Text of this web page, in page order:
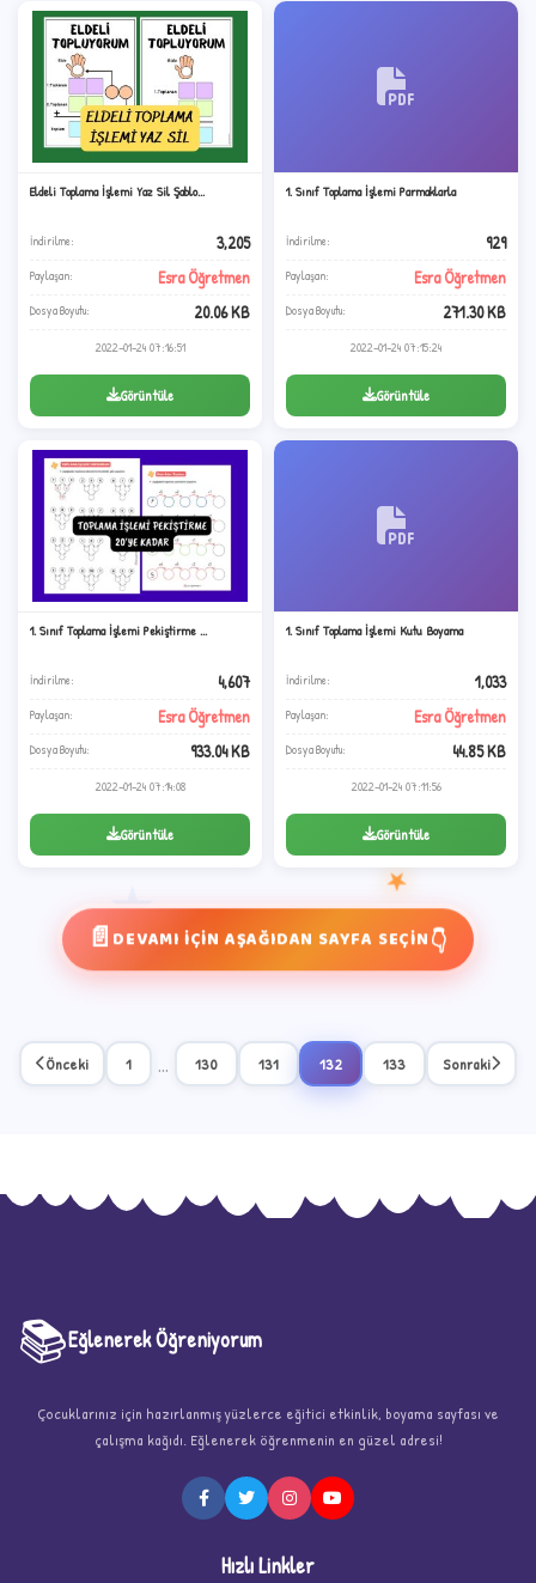
★ ★
★
Eldeli Toplama İşlemi Yaz Sil Şablo...
İndirilme: 3,205
Paylaşan: Esra Öğretmen
Dosya Boyutu: 20.06 KB
2022-01-24 07:16:51
Görüntüle
1. Sınıf Toplama İşlemi Parmaklarla
İndirilme: 929
Paylaşan: Esra Öğretmen
Dosya Boyutu: 271.30 KB
2022-01-24 07:15:24
Görüntüle
1. Sınıf Toplama İşlemi Pekiştirme ...
İndirilme: 4,607
Paylaşan: Esra Öğretmen
Dosya Boyutu: 933.04 KB
2022-01-24 07:14:08
Görüntüle
1. Sınıf Toplama İşlemi Kutu Boyama
İndirilme: 1,033
Paylaşan: Esra Öğretmen
Dosya Boyutu: 44.85 KB
2022-01-24 07:11:56
Görüntüle
📄 DEVAMI İÇİN AŞAĞIDAN SAYFA SEÇİN👇
Önceki 1 ... 130 131 132 133 Sonraki
📚Eğlenerek Öğreniyorum
Çocuklarınız için hazırlanmış yüzlerce eğitici etkinlik, boyama sayfası ve
çalışma kağıdı. Eğlenerek öğrenmenin en güzel adresi!
Hızlı Linkler